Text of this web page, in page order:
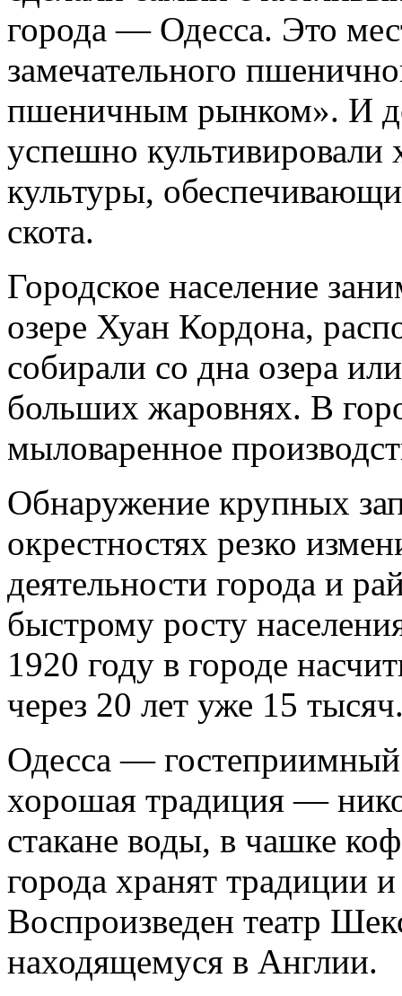
города — Одесса. Это
замечательного
пшеничным рынком». И
успешно
культуры,
скота.
Городское население
озере Хуан Кордона,
собирали со дна озера
больших жаровнях. В
мыловаренное
Обнаружение крупных
окрестностях резко
деятельности города и
быстрому росту
1920 году в городе
через 20 лет уже 15
Одесса —
хорошая традиция —
стакане воды, в чашке
города хранят традиции
Воспроизведен театр
находящемуся в Англии.